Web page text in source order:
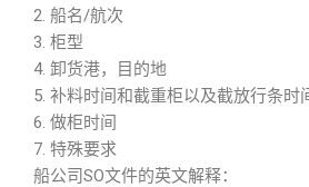
2. 船名/航次
3. 柜型
4. 卸货港，目的地
5. 补料时间和截重柜以及截放行条时
6. 做柜时间
7. 特殊要求
船公司SO文件的英文解释：